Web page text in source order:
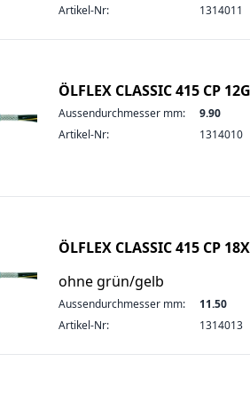
Artikel-Nr:
1314011
ÖLFLEX CLASSIC 415 CP
Aussendurchmesser mm:
9.90
Artikel-Nr:
1314010
ÖLFLEX CLASSIC 415 CP
ohne grün/gelb
Aussendurchmesser mm:
11.50
Artikel-Nr:
1314013